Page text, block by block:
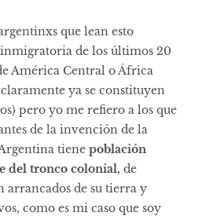
que lean esto
de los últimos 20
América Central o África
ya se constituyen
pero yo me refiero a los que
de la invención de la
tiene población
del tronco colonial, de
arrancados de su tierra y
como es mi caso que soy